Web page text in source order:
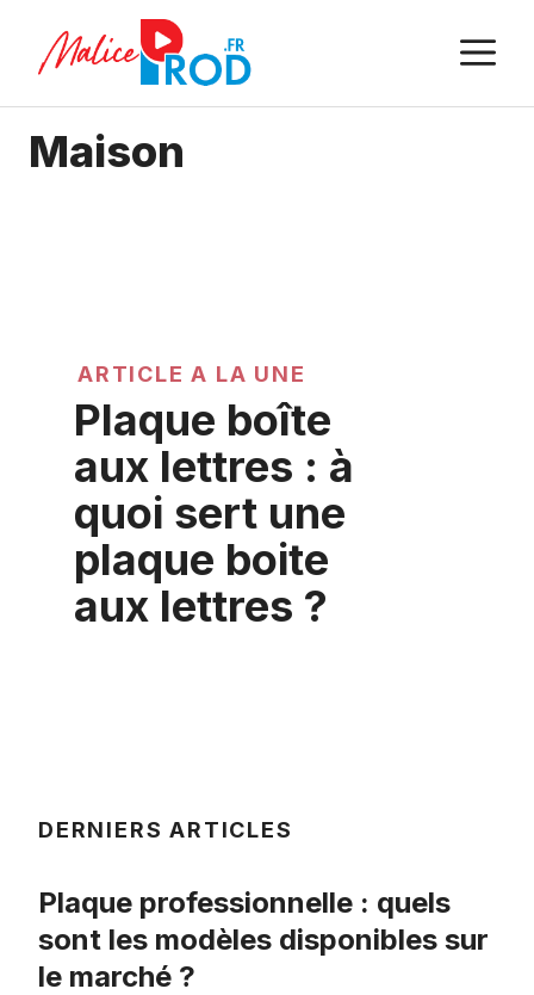
Maison
ARTICLE A LA UNE
Plaque boîte
aux lettres : à
quoi sert une
plaque boite
aux lettres ?
DERNIERS ARTICLES
Plaque professionnelle : quels
sont les modèles disponibles sur
le marché ?